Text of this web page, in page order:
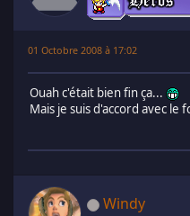
01 Octobre 2008 à 17:02
Ouah c'était bien fin ça...
Mais je suis d'accord avec le
Windy